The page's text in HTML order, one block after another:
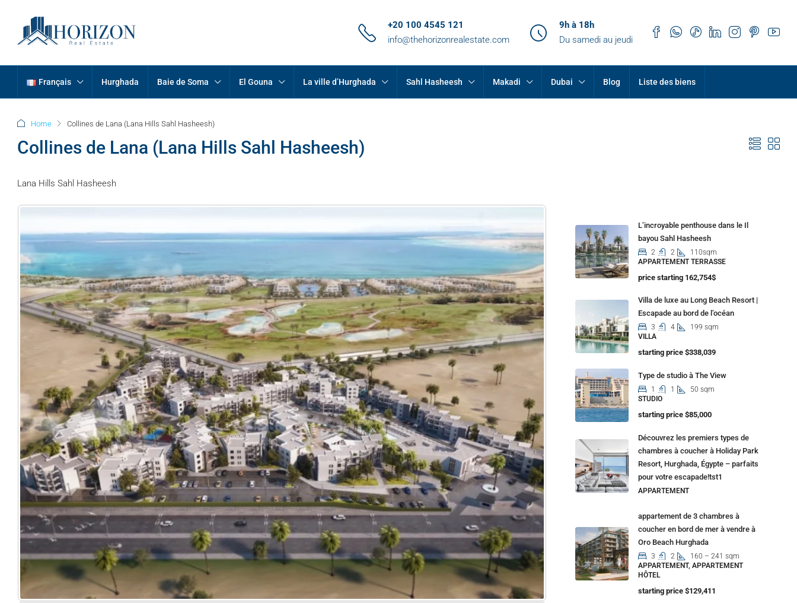
+20 100 4545 121
info@thehorizonrealestate.com
9h à 18h
Du samedi au jeudi
Français Hurghada Baie de Soma El Gouna La ville d’Hurghada Sahl Hasheesh Makadi Dubai Blog Liste des biens
Home Collines de Lana (Lana Hills Sahl Hasheesh)
Collines de Lana (Lana Hills Sahl Hasheesh)
Lana Hills Sahl Hasheesh
L’incroyable penthouse dans le Il
bayou Sahl Hasheesh
2 2
110sqm
APPARTEMENT TERRASSE
price starting 162,754$
Villa de luxe au Long Beach Resort |
Escapade au bord de l’océan
3 4
199 sqm
VILLA
starting price $338,039
Type de studio à The View
1 1
50 sqm
STUDIO
starting price $85,000
Découvrez les premiers types de
chambres à coucher à Holiday Park
Resort, Hurghada, Égypte – parfaits
pour votre escapade!tst1
APPARTEMENT
appartement de 3 chambres à
coucher en bord de mer à vendre à
Oro Beach Hurghada
3 2
160 – 241 sqm
APPARTEMENT, APPARTEMENT
HÔTEL
starting price $129,411